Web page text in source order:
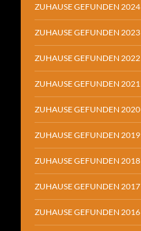
ZUHAUSE GEFUNDEN 2024
ZUHAUSE GEFUNDEN 2023
ZUHAUSE GEFUNDEN 2022
ZUHAUSE GEFUNDEN 2021
ZUHAUSE GEFUNDEN 2020
ZUHAUSE GEFUNDEN 2019
ZUHAUSE GEFUNDEN 2018
ZUHAUSE GEFUNDEN 2017
ZUHAUSE GEFUNDEN 2016